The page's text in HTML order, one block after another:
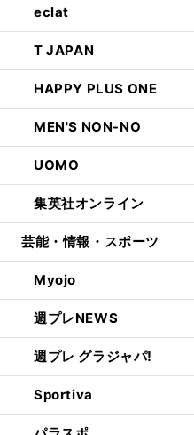
eclat
T JAPAN
HAPPY PLUS ONE
MEN'S NON-NO
UOMO
集英社オンライン
芸能・情報・スポーツ
Myojo
週プレNEWS
週プレ グラジャパ!
Sportiva